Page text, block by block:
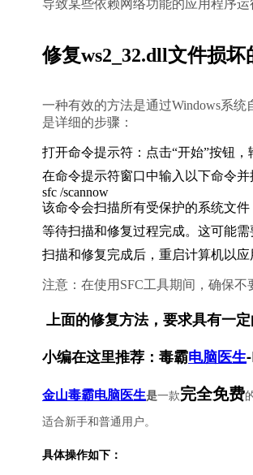
导致某些依赖网络功能的应用程序运
修复ws2_32.dll文件损坏
一种有效的方法是通过Windows系统
是详细的步骤：
打开命令提示符：点击“开始”按钮，
在命令提示符窗口中输入以下命令并
sfc /scannow
该命令会扫描所有受保护的系统文件
等待扫描和修复过程完成。这可能
扫描和修复完成后，重启计算机以应
注意：在使用SFC工具期间，确保不
上面的修复方法，要求具有一
小编在这里推荐：毒霸电脑医生
金山毒霸电脑医生是一款完全免费
适合新手和普通用户。
具体操作如下：